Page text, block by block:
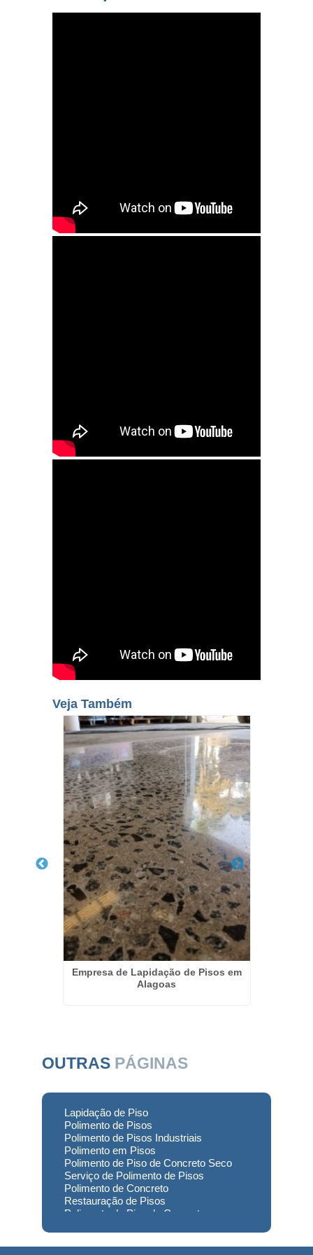
Veja Também
Empresa de Lapidação de Pisos em
Alagoas
OUTRAS PÁGINAS
Lapidação de Piso
Polimento de Pisos
Polimento de Pisos Industriais
Polimento em Pisos
Polimento de Piso de Concreto Seco
Serviço de Polimento de Pisos
Polimento de Concreto
Restauração de Pisos
Polimento de Piso de Concreto
Preço